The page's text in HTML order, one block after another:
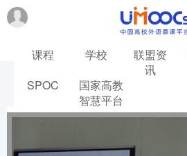
课程 学校
联盟资
讯
SPOC
国家高教
智慧平台